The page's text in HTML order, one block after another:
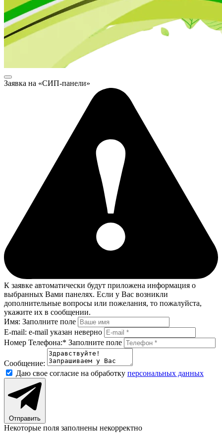
Заявка на «СИП-панели»
К заявке автоматически будут приложена информация о
выбранных Вами панелях. Если у Вас возникли
дополнительные вопросы или пожелания, то пожалуйста,
укажите их в сообщении.
Имя: Заполните поле
E-mail: e-mail указан неверно
Номер Телефона:* Заполните поле
Сообщение:
Даю свое согласие на обработку персональных данных
Отправить
Некоторые поля заполнены некорректно